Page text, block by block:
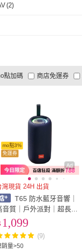
(9)
(2)
點加碼
家電安心配
大家電快配
商店免運券
3
Ad
mo點3%
免運券
灣現貨 24H 出貨
T65 防水藍牙音響｜
音質｜戶外派對｜超長續
銷量>50
1,099
(9)